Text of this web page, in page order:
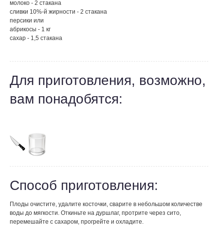
молоко - 2 стакана
сливки 10%-й жирности - 2 стакана
персики или
абрикосы - 1 кг
сахар - 1,5 стакана
Для приготовления, возможно,
вам понадобятся:
Способ приготовления:
Плоды очистите, удалите косточки, сварите в небольшом количестве
воды до мягкости. Откиньте на дуршлаг, протрите через сито,
перемешайте с сахаром, прогрейте и охладите.